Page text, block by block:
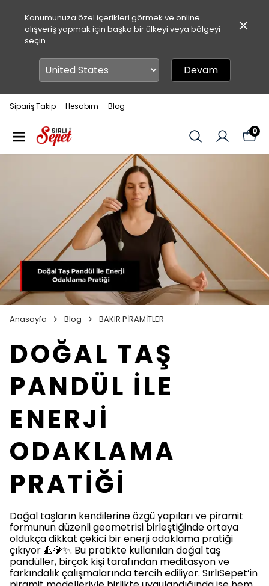
Konumunuza özel içerikleri görmek ve online
alışveriş yapmak için başka bir ülkeyi veya bölgeyi
seçin.
Devam
Sipariş Takip Hesabım Blog
0
Anasayfa Blog BAKIR PİRAMİTLER
DOĞAL TAŞ
PANDÜL İLE
ENERJİ
ODAKLAMA
PRATİĞİ
Doğal taşların kendilerine özgü yapıları ve piramit
formunun düzenli geometrisi birleştiğinde ortaya
oldukça dikkat çekici bir enerji odaklama pratiği
çıkıyor 🔺💎✨. Bu pratikte kullanılan doğal taş
pandüller, birçok kişi tarafından meditasyon ve
farkındalık çalışmalarında tercih ediliyor. SırlıSepet’in